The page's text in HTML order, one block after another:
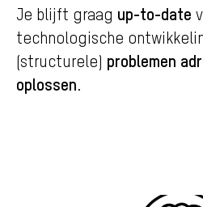
Je blijft graag up-to-date
technologische
(structurele) problemen
oplossen.